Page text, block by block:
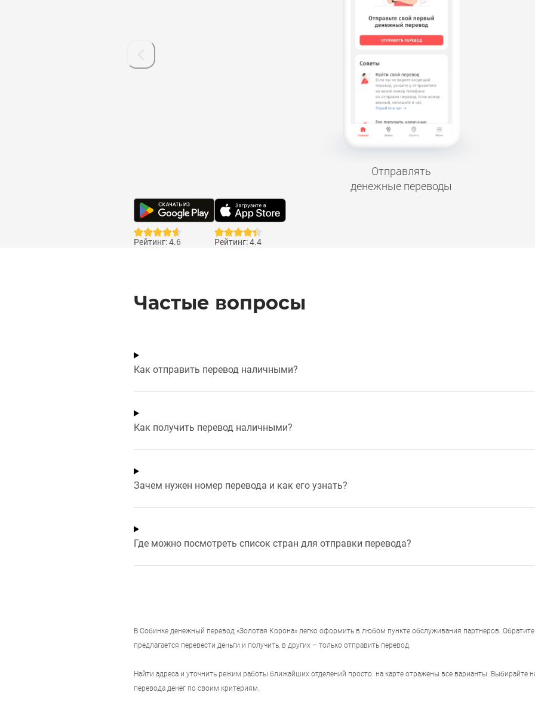
Отправлять
денежные переводы
Рейтинг: 4.6 Рейтинг: 4.4
Частые вопросы
Как отправить перевод наличными?
Как получить перевод наличными?
Зачем нужен номер перевода и как его узнать?
Где можно посмотреть список стран для отправки перевода?
В Собинке денежный перевод «Золотая Корона» легко оформить в любом пункте обслуживания партнеров.
предлагается перевести деньги и получить, в других – только отправить перевод.
Найти адреса и уточнить режим работы ближайших отделений просто: на карте отражены все варианты. Выбирайте
перевода денег по своим критериям.